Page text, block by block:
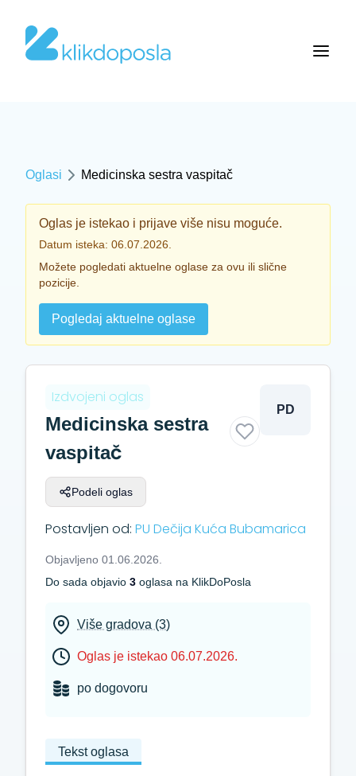
Oglasi Medicinska sestra vaspitač
Oglas je istekao i prijave više nisu moguće.
Datum isteka: 06.07.2026.
Možete pogledati aktuelne oglase za ovu ili slične
pozicije.
Pogledaj aktuelne oglase
Izdvojeni oglas
Medicinska sestra
vaspitač
Podeli oglas
PD
Postavljen od: PU Dečija Kuća Bubamarica
Objavljeno 01.06.2026.
Do sada objavio 3 oglasa na KlikDoPosla
Više gradova (3)
Oglas je istekao 06.07.2026.
po dogovoru
Tekst oglasa